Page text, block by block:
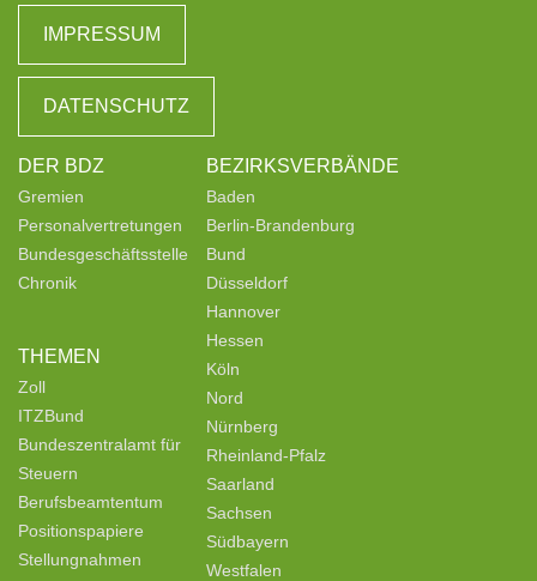
IMPRESSUM
DATENSCHUTZ
DER BDZ
Gremien
Personalvertretungen
Bundesgeschäftsstelle
Chronik
THEMEN
Zoll
ITZBund
Bundeszentralamt für
Steuern
Berufsbeamtentum
Positionspapiere
Stellungnahmen
BEZIRKSVERBÄNDE
Baden
Berlin-Brandenburg
Bund
Düsseldorf
Hannover
Hessen
Köln
Nord
Nürnberg
Rheinland-Pfalz
Saarland
Sachsen
Südbayern
Westfalen